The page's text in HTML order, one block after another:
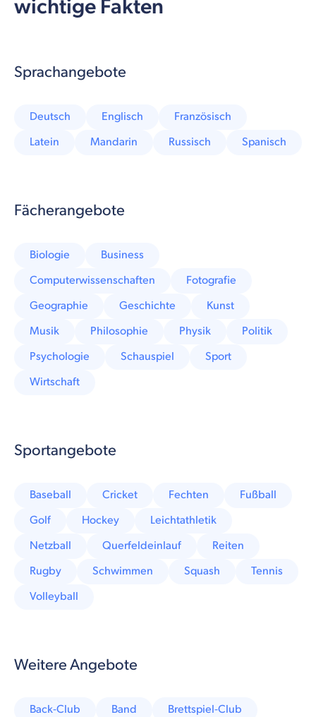
wichtige Fakten
Sprachangebote
Deutsch Englisch
Französisch
Latein
Mandarin Russisch Spanisch
Fächerangebote
Biologie
Business
Computerwissenschaften
Fotografie
Geographie
Geschichte
Kunst
Musik
Philosophie Physik
Politik
Psychologie
Schauspiel
Sport
Wirtschaft
Sportangebote
Baseball Cricket Fechten
Fußball
Golf
Hockey
Leichtathletik
Netzball
Querfeldeinlauf
Reiten
Rugby
Schwimmen Squash
Tennis
Volleyball
Weitere Angebote
Back-Club Band
Brettspiel-Club